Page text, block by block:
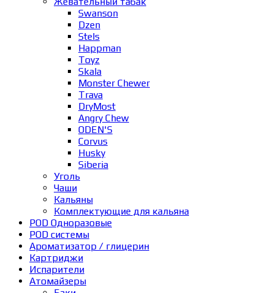
Swanson
Dzen
Stels
Happman
Toyz
Skala
Monster Chewer
Trava
DryMost
Angry Chew
ODEN'S
Corvus
Husky
Siberia
Уголь
Чаши
Кальяны
Комплектующие для кальяна
POD Одноразовые
POD системы
Ароматизатор / глицерин
Картриджи
Испарители
Атомайзеры